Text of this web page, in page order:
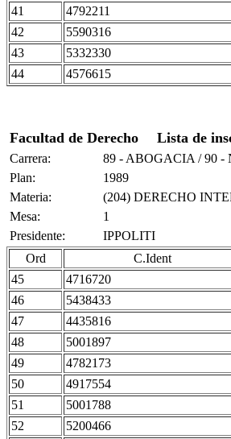
41 4792211
42 5590316
43 5332330
44 4576615
Facultad de Derecho Lista de
Carrera:
89 - ABOGACIA / 90 -
Plan:
1989
Materia:
(204) DERECHO
Mesa:
1
Presidente:
IPPOLITI
Ord
C.Ident
45
4716720
46 5438433
47 4435816
48 5001897
49 4782173
50 4917554
51 5001788
52 5200466